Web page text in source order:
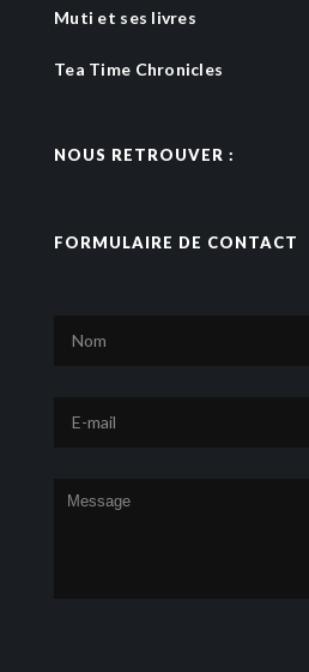
Muti et ses livres
Tea Time Chronicles
NOUS RETROUVER :
FORMULAIRE DE CONTACT